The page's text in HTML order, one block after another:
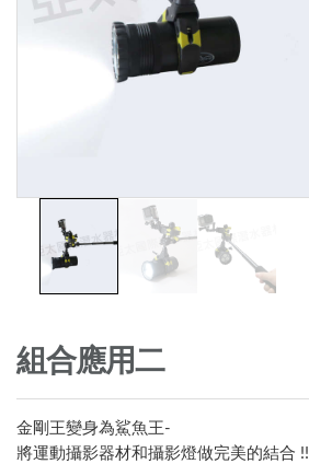
組合應用二
金剛王變身為鯊魚王-
將運動攝影器材和攝影燈做完美的結合 !!